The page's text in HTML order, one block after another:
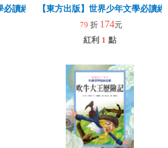
必讀經典60 綠野仙蹤
【東方出版】世界少年文學必讀
79 折 174元
紅利 1 點